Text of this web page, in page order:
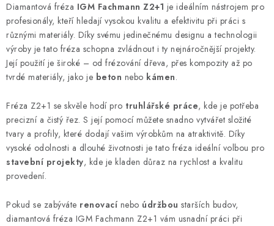
NÁSTROJE PRO FRÉZOVÁNÍ
NÁSTROJE PRO ŘEZÁNÍ KOVU
POTŘEBUJI DOBRÝ STROJ
KONTAKTY
Moje objednávka
Diamantová fréza IGM Fachmann Z2+1 je ideálním nástrojem pro
profesionály, kteří hledají vysokou kvalitu a efektivitu při práci s
různými materiály. Díky svému jedinečnému designu a technologii
výroby je tato fréza schopna zvládnout i ty nejnáročnější projekty.
Její použití je široké – od frézování dřeva, přes kompozity až po
tvrdé materiály, jako je beton nebo kámen.
Fréza Z2+1 se skvěle hodí pro truhlářské práce, kde je potřeba
precizní a čistý řez. S její pomocí můžete snadno vytvářet složité
tvary a profily, které dodají vašim výrobkům na atraktivitě. Díky
vysoké odolnosti a dlouhé životnosti je tato fréza ideální volbou pro
stavební projekty, kde je kladen důraz na rychlost a kvalitu
provedení.
Pokud se zabýváte renovací nebo údržbou starších budov,
diamantová fréza IGM Fachmann Z2+1 vám usnadní práci při